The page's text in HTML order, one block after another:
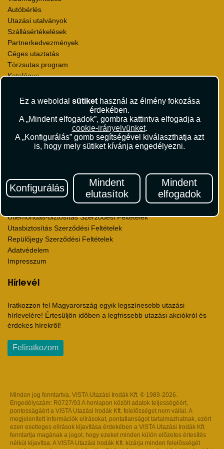
Ez a weboldal sütikethasznál az élmény fokozása
érdekében.
A „Mindent elfogadok”, gombra kattintva elfogadja a
cookie-irányelvünket.
A „Konfigurálás” gomb segítségével kiválaszthatja azt
is, hogy mely sütiket kívánja engedélyezni.
Konfigurálás
Mindent
elutasítok
Mindent
elfogadok
Autóbérlés
Utazási utalványok
Szállásértékelések
Partnerkedvezmények
Céges utaztatás
Törzsutas program
Katalógus
Rólunk
Médiaajánlat
Viszonteladás
Környezettudatosság
Utazási Csomag Szerződési Feltételek
Útlemondás-biztosítás Szerződési Feltételek
Utasbiztosítás Szerződési Feltételek
Repülőjegy Szerződési Feltételek
Adatvédelem
Impresszum
Hírlevél
Iratkozzon fel Magyarország egyik legszínesebb utazási
hírlevelére! Értesüljön időben a legfrissebb utazási akciókról és
érdekes hírekről!
Feliratkozom
Minden jog fenntartva. VISTA Utazási Irodák Kft. © 1989-2026.
Engedélyszám: R0727/93 A honlapon közölt adatok teljességéért,
pontosságáért a VISTA Utazási Irodák Kft. felelősséget nem vállal. A
megjelenített információk elírásokat, pontatlanságot tartalmazhatnak, ezért
ezen esetleges elírások kijavítása érdekében a VISTA Utazási Irodák Kft.
fenntartja magának a jogot, hogy ezeket minden külön előzetes értesítés
nélkül kijavítsa. A VISTA Utazási Irodák Kft. kizárja minden felelősségét